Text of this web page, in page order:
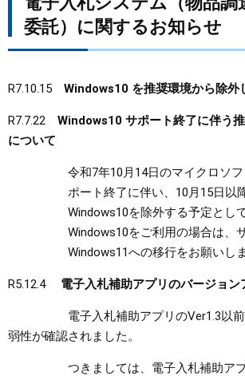
委託）に関するお知らせ
R7.10.15 Windows10 を推奨環境から除外
R7.7.22 Windows10 サポート終了に伴う
について
令和7年10月14日のマイクロソ
ポート終了に伴い、10月15日以
Windows10を除外する予定とし
Windows10をご利用の場合は、
Windows11への移行をお願いしま
R5.12.4 電子入札補助アプリのバージョン
電子入札補助アプリのVer1.3以
弱性が確認されました。
つきましては、電子入札補助ア